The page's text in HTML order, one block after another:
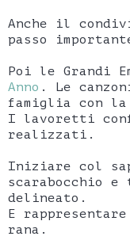
Anche il
passo
Poi le Grandi
Anno . Le
famiglia con la
I lavoretti
realizzati.
Iniziare col
scarabocchio e
delineato.
E
rana.